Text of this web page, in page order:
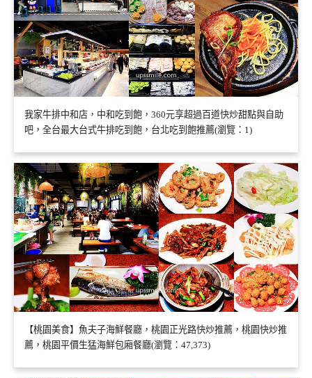
我家牛排中和店，中和吃到飽，360元享超過百道快炒甜點與自助
吧，全台最大台式牛排吃到飽，台北吃到飽推薦(瀏覽：1)
【桃園美食】魚夫子海鮮餐廳，桃園正光路快炒推薦，桃園快炒推
薦，桃園平價生猛海鮮包廂餐廳(瀏覽：47,373)